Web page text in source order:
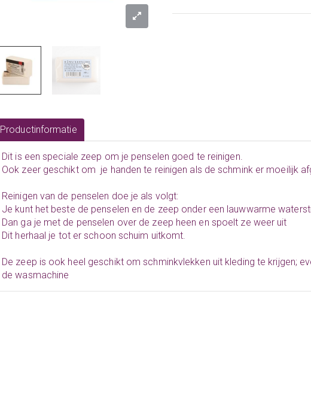
Productinformatie
Dit is een speciale zeep om je penselen goed te reinigen.
Ook zeer geschikt om je handen te reinigen als de schmink er moeilijk
Reinigen van de penselen doe je als volgt:
Je kunt het beste de penselen en de zeep onder een lauwwarme
Dan ga je met de penselen over de zeep heen en spoelt ze weer uit
Dit herhaal je tot er schoon schuim uitkomt.
De zeep is ook heel geschikt om schminkvlekken uit kleding te krijgen;
de wasmachine